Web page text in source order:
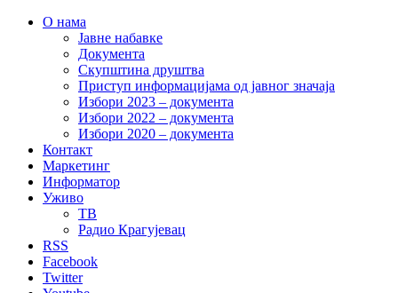
О нама
Јавне набавке
Документа
Скупштина друштва
Приступ информацијама од јавног значаја
Избори 2023 – документа
Избори 2022 – документа
Избори 2020 – документа
Контакт
Маркетинг
Информатор
Уживо
ТВ
Радио Крагујевац
RSS
Facebook
Twitter